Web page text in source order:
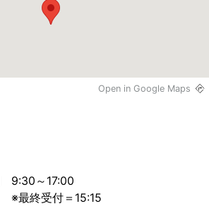
Open in Google Maps
9:30～17:00
※最終受付＝15:15